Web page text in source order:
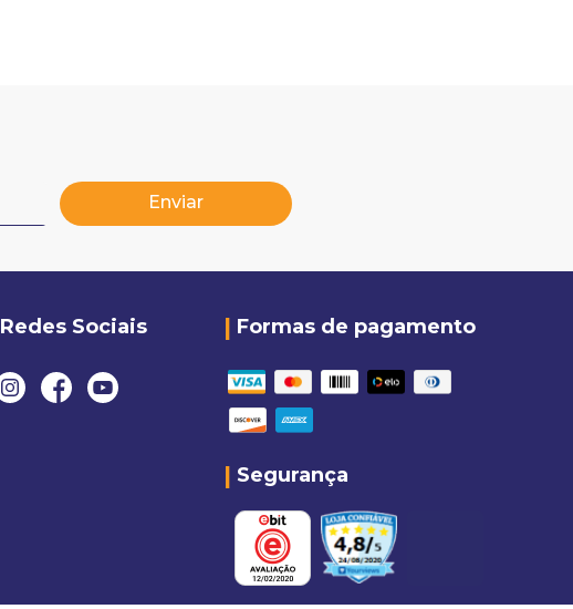
Enviar
Redes Sociais Formas de pagamento
Segurança